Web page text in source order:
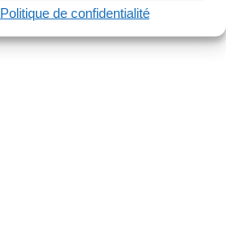
Politique de confidentialité